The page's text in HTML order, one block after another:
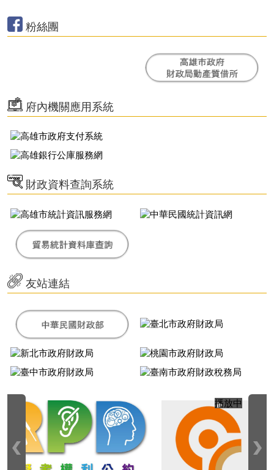
粉絲團
府內機關應用系統
財政資料查詢系統
友站連結
播放中